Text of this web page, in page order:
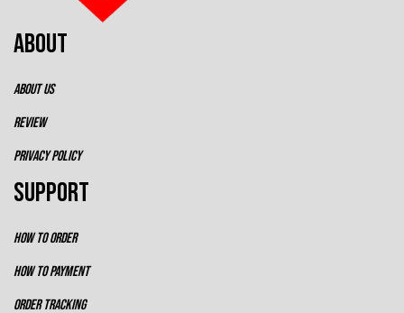
ABOUT
ABOUT US
REVIEW
PRIVACY POLICY
SUPPORT
HOW TO ORDER
HOW TO PAYMENT
ORDER TRACKING